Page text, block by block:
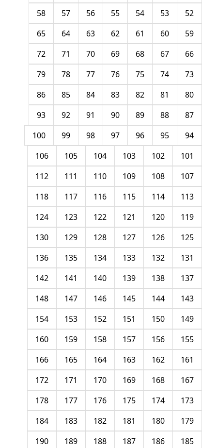
52
53
54
55
56
57
58
59
60
61
62
63
64
65
66
67
68
69
70
71
72
73
74
75
76
77
78
79
80
81
82
83
84
85
86
87
88
89
90
91
92
93
94
95
96
97
98
99
100
101
102
103
104
105
106
107
108
109
110
111
112
113
114
115
116
117
118
119
120
121
122
123
124
125
126
127
128
129
130
131
132
133
134
135
136
137
138
139
140
141
142
143
144
145
146
147
148
149
150
151
152
153
154
155
156
157
158
159
160
161
162
163
164
165
166
167
168
169
170
171
172
173
174
175
176
177
178
179
180
181
182
183
184
185
186
187
188
189
190